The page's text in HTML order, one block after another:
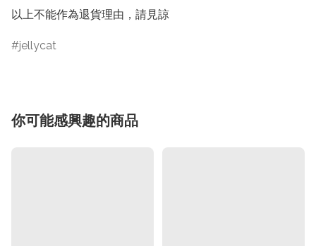
以上不能作為退貨理由，請見諒
jellycat
你可能感興趣的商品